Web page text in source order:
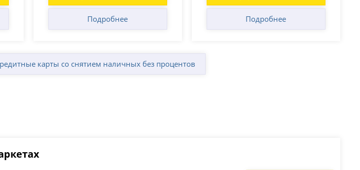
Подробнее Подробнее
карты со снятием наличных без процентов